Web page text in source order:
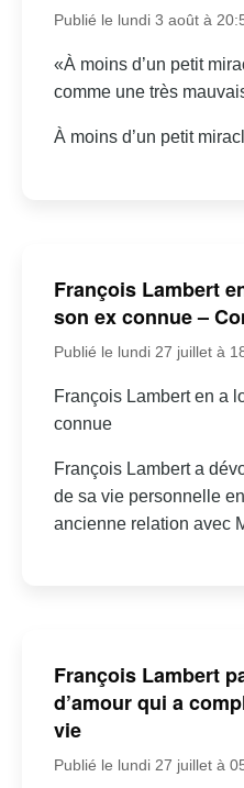
Publié le lundi 3 août à
«À moins d’un petit
comme une très
À moins d’un petit
François Lambert
son ex connue –
Publié le lundi 27 juillet à
François Lambert en a
connue
François Lambert a
de sa vie personnelle
ancienne relation avec
François Lambert
d’amour qui a
vie
Publié le lundi 27 juillet à